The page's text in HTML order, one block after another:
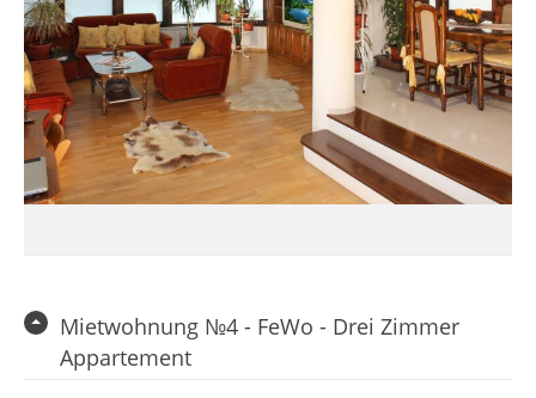
Mietwohnung №4 - FeWo - Drei Zimmer
Appartement